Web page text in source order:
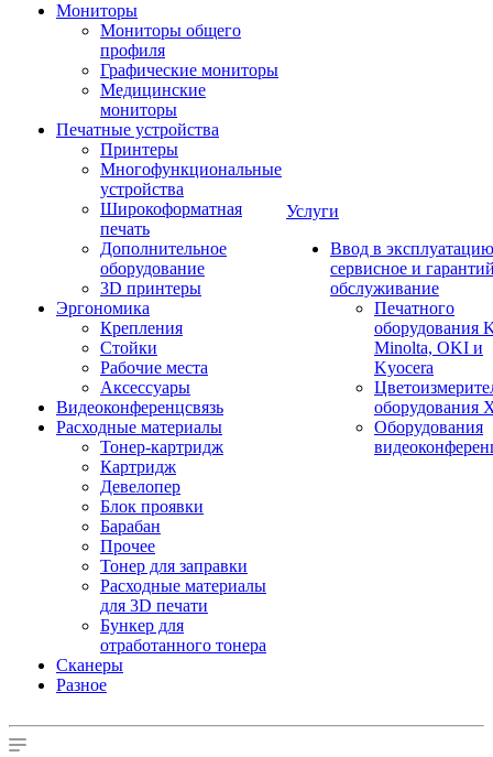
Мониторы
Мониторы общего
профиля
Графические мониторы
Медицинские
мониторы
Печатные устройства
Принтеры
Многофункциональные
устройства
Широкоформатная
печать
Дополнительное
оборудование
3D принтеры
Эргономика
Крепления
Стойки
Рабочие места
Аксессуары
Видеоконференцсвязь
Расходные материалы
Тонер-картридж
Картридж
Девелопер
Блок проявки
Барабан
Прочее
Тонер для заправки
Расходные материалы
для 3D печати
Бункер для
отработанного тонера
Сканеры
Разное
Услуги
Ввод в
сервисное и
обслуживание
Печатного
оборудования
Minolta, OKI и
Kyocera
оборудования
Оборудования